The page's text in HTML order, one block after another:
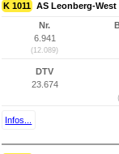
K 1011 AS Leonberg-West
Nr.
6.941
(12.089)
DTV
23.674
Infos...